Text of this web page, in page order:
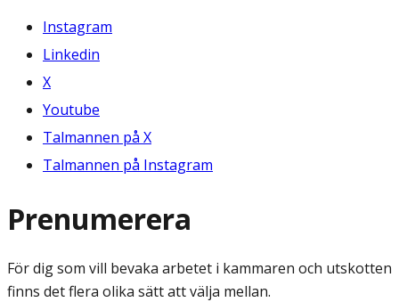
Instagram
Linkedin
X
Youtube
Talmannen på X
Talmannen på Instagram
Prenumerera
För dig som vill bevaka arbetet i kammaren och utskotten
finns det flera olika sätt att välja mellan.